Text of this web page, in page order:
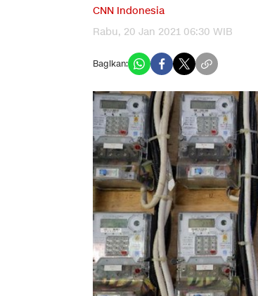
CNN Indonesia
Rabu, 20 Jan 2021 06:30 WIB
Bagikan: